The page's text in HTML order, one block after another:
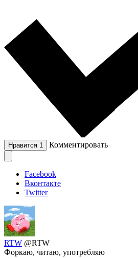
Нравится 1 Комментировать
Facebook
Вконтакте
Twitter
RTW @RTW
Форкаю, читаю, употребляю